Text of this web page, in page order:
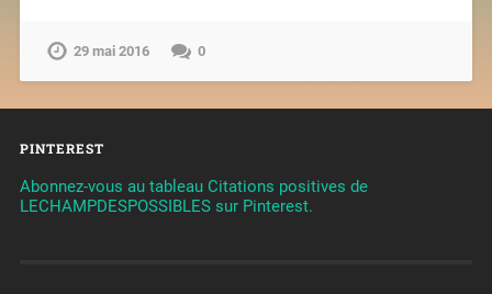
29 mai 2016 0
PINTEREST
Abonnez-vous au tableau Citations positives de
LECHAMPDESPOSSIBLES sur Pinterest.